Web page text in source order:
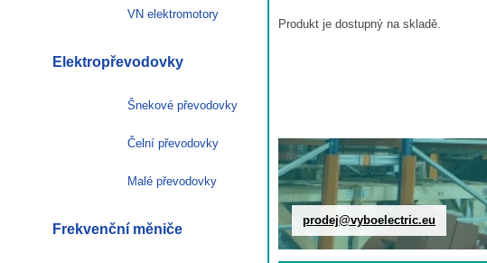
Produkt je dostupný na skladě.
prodej@vyboelectric.eu
VN elektromotory
Elektropřevodovky
Šnekové převodovky
Čelní převodovky
Malé převodovky
Frekvenční měniče